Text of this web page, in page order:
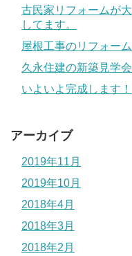
古民家リフォームが
してます。
屋根工事のリフォー
久永住建の新築見学会
いよいよ完成します！
アーカイブ
2019年11月
2019年10月
2018年4月
2018年3月
2018年2月